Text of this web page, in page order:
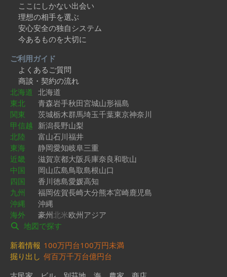
ここにしかない出会い
理想の相手を選ぶ
安心安全の独自システム
今あるものを大切に
ご利用ガイド
よくあるご質問
商談・契約の流れ
北海道 北海道
東北
青森岩手秋田宮城山形福島
関東
茨城栃木群馬埼玉千葉東京神奈川
甲信越 新潟長野山梨
北陸
富山石川福井
東海
静岡愛知岐阜三重
近畿
滋賀京都大阪兵庫奈良和歌山
中国
岡山広島鳥取島根山口
四国
香川徳島愛媛高知
九州
福岡佐賀長崎大分熊本宮崎鹿児島
沖縄
沖縄
海外
豪州北米欧州アジア
地図で探す
新着情報 100万円台100万円未満
掘り出し 何百万千万台億円台